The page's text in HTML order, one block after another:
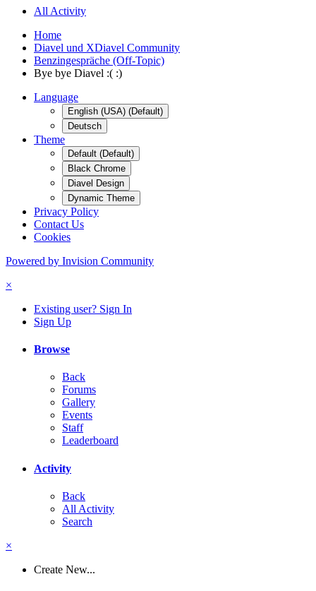
All Activity
Home
Diavel und XDiavel Community
Benzingespräche (Off-Topic)
Bye bye Diavel :( :)
Language
English (USA) (Default)
Deutsch
Theme
Default (Default)
Black Chrome
Diavel Design
Dynamic Theme
Privacy Policy
Contact Us
Cookies
Powered by Invision Community
×
Existing user? Sign In
Sign Up
Browse
Back
Forums
Gallery
Events
Staff
Leaderboard
Activity
Back
All Activity
Search
×
Create New...